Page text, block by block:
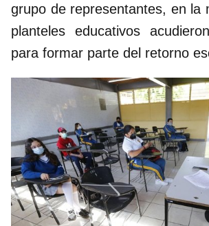
grupo de representantes, en la
planteles educativos
para formar parte del retorno